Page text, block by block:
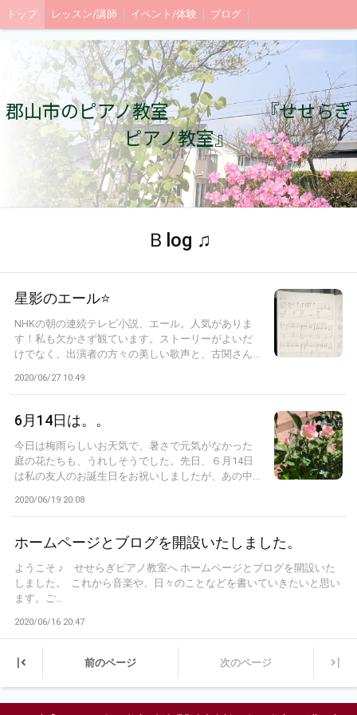
トップ レッスン/講師 イベント/体験 ブログ
郡山市のピアノ教室 『せせらぎ
ピアノ教室』
Ｂlog ♫
星影のエール⭐️
NHKの朝の連続テレビ小説、エール。人気がありま
す！私も欠かさず観ています。ストーリーがよいだ
けでなく、出演者の方々の美しい歌声と、古関さん...
2020/06/27 10:49
6月14日は。。
今日は梅雨らしいお天気で、暑さで元気がなかった
庭の花たちも、うれしそうでした。先日、６月14日
は私の友人のお誕生日をお祝いしましたが、あの中...
2020/06/19 20:08
ホームページとブログを開設いたしました。
ようこそ ♪ せせらぎピアノ教室へ ホームページとブログを開設いた
しました。 これから音楽や、日々のことなどを書いていきたいと思い
ます。ご...
2020/06/16 20:47
前のページ 次のページ